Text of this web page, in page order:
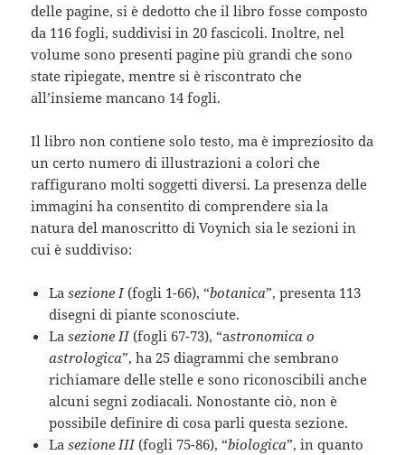
delle pagine, si è dedotto che il libro fosse composto
da 116 fogli, suddivisi in 20 fascicoli. Inoltre, nel
volume sono presenti pagine più grandi che sono
state ripiegate, mentre si è riscontrato che
all’insieme mancano 14 fogli.
Il libro non contiene solo testo, ma è impreziosito da
un certo numero di illustrazioni a colori che
raffigurano molti soggetti diversi. La presenza delle
immagini ha consentito di comprendere sia la
natura del manoscritto di Voynich sia le sezioni in
cui è suddiviso:
Lasezione I(fogli 1-66), “botanica”, presenta 113
disegni di piante sconosciute.
Lasezione II(fogli 67-73), “astronomica o
astrologica”, ha 25 diagrammi che sembrano
richiamare delle stelle e sono riconoscibili anche
alcuni segni zodiacali. Nonostante ciò, non è
possibile definire di cosa parli questa sezione.
Lasezione III(fogli 75-86), “biologica”, in quanto